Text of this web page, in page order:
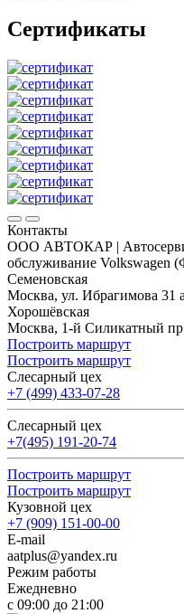
Сертификаты
Контакты
ООО АВТОКАР |
обслуживание Volkswagen
Семеновская
Москва, ул. Ибрагимова 31
Хорошёвская
Москва, 1-й Силикатный
Построить маршрут
Построить маршрут
Слесарный цех
+7 (499) 433-07-28
Слесарный цех
+7(495) 191-20-74
Построить маршрут
Построить маршрут
Кузовной цех
+7 (909) 151-00-00
E-mail
aatplus@yandex.ru
Режим работы
Ежедневно
с 09:00 до 21:00